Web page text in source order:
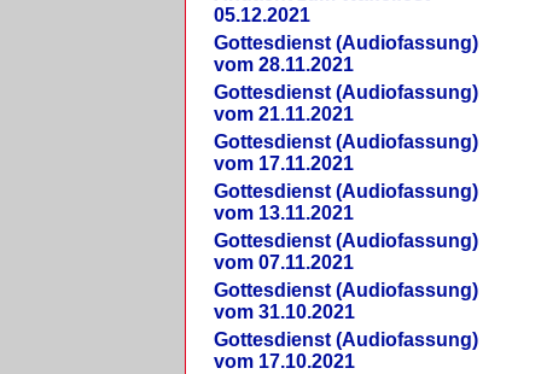
05.12.2021
Gottesdienst (Audiofassung)
vom 28.11.2021
Gottesdienst (Audiofassung)
vom 21.11.2021
Gottesdienst (Audiofassung)
vom 17.11.2021
Gottesdienst (Audiofassung)
vom 13.11.2021
Gottesdienst (Audiofassung)
vom 07.11.2021
Gottesdienst (Audiofassung)
vom 31.10.2021
Gottesdienst (Audiofassung)
vom 17.10.2021